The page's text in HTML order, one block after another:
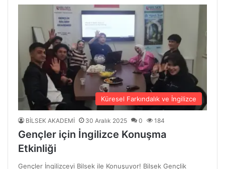
Küresel Farkındalık ve İngilizce
BİLSEK AKADEMİ 30 Aralık 2025 0 184
Gençler için İngilizce Konuşma
Etkinliği
Gençler İngilizceyi Bilsek ile Konuşuyor! Bilsek Gençlik